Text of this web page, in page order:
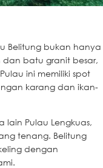
Belitung bukan hanya
batu granit besar,
ini memiliki spot
karang dan ikan-
lain Pulau Lengkuas,
tenang. Belitung
dengan